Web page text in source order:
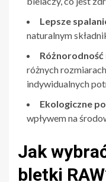
Lepsze
naturalnym
różnych
indywidualnych
Ekologiczne
wpływem na
Jak
bletki